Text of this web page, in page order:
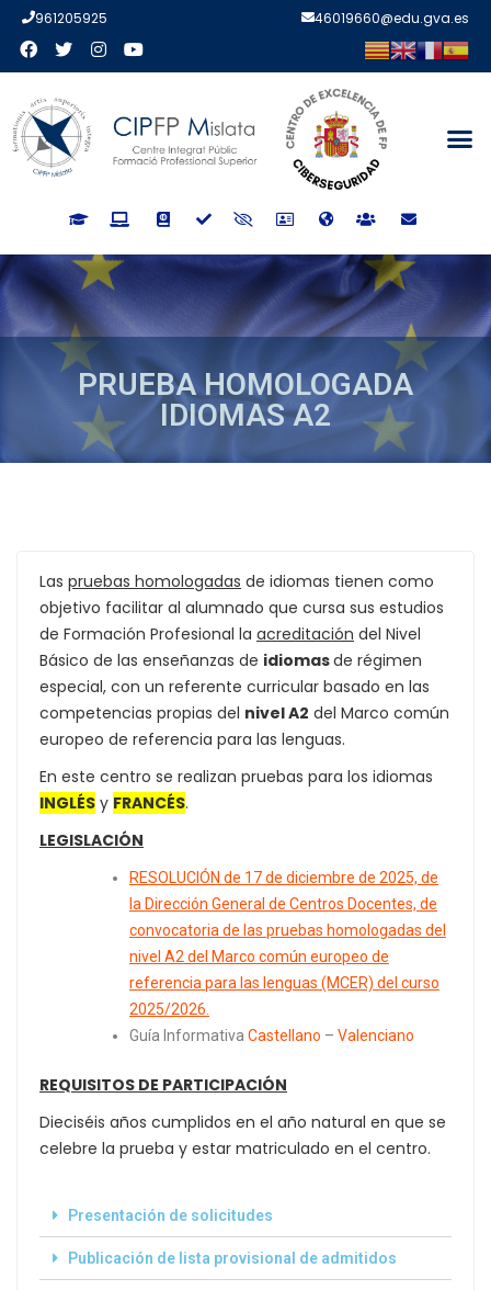
961205925 46019660@edu.gva.es
PRUEBA HOMOLOGADA
IDIOMAS A2
PRUEBA HOMOLOGADA
Las pruebas homologadas de idiomas tienen como
objetivo facilitar al alumnado que cursa sus estudios
de Formación Profesional la acreditación del Nivel
Básico de las enseñanzas de idiomasde régimen
especial, con un referente curricular basado en las
competencias propias del nivel A2 del Marco común
europeo de referencia para las lenguas.
En este centro se realizan pruebas para los idiomas
INGLÉS y FRANCÉS.
LEGISLACIÓN
RESOLUCIÓN de 17 de diciembre de 2025, de
la Dirección General de Centros Docentes, de
convocatoria de las pruebas homologadas del
nivel A2 del Marco común europeo de
referencia para las lenguas (MCER) del curso
2025/2026.
Guía Informativa Castellano – Valenciano
REQUISITOS DE PARTICIPACIÓN
Dieciséis años cumplidos en el año natural en que se
celebre la prueba y estar matriculado en el centro.
Presentación de solicitudes
Publicación de lista provisional de admitidos